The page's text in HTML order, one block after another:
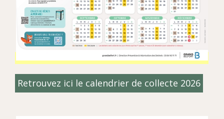
Retrouvez ici le calendrier de collecte 2026